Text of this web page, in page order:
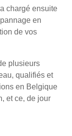
chargé ensuite
en
de vos
plusieurs
qualifiés et
en Belgique
et ce, de jour